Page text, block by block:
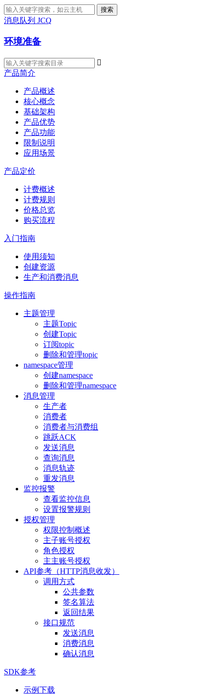
搜索
消息队列 JCQ
环境准备

产品简介
产品概述
核心概念
基础架构
产品优势
产品功能
限制说明
应用场景
产品定价
计费概述
计费规则
价格总览
购买流程
入门指南
使用须知
创建资源
生产和消费消息
操作指南
主题管理
主题Topic
创建Topic
订阅topic
删除和管理topic
namespace管理
创建namespace
删除和管理namespace
消息管理
生产者
消费者
消费者与消费组
跳跃ACK
发送消息
查询消息
消息轨迹
重发消息
监控报警
查看监控信息
设置报警规则
授权管理
权限控制概述
主子账号授权
角色授权
主主账号授权
API参考（HTTP消息收发）
调用方式
公共参数
签名算法
返回结果
接口规范
发送消息
消费消息
确认消息
SDK参考
示例下载